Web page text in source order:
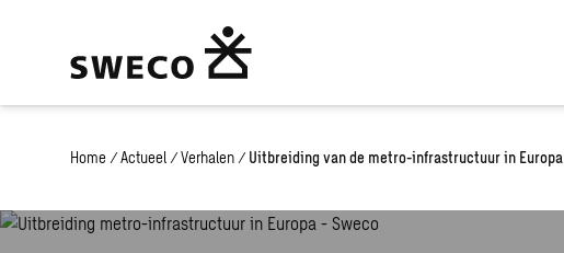
Home / Actueel / Verhalen / Uitbreiding van de metro-infrastructuur in Europa